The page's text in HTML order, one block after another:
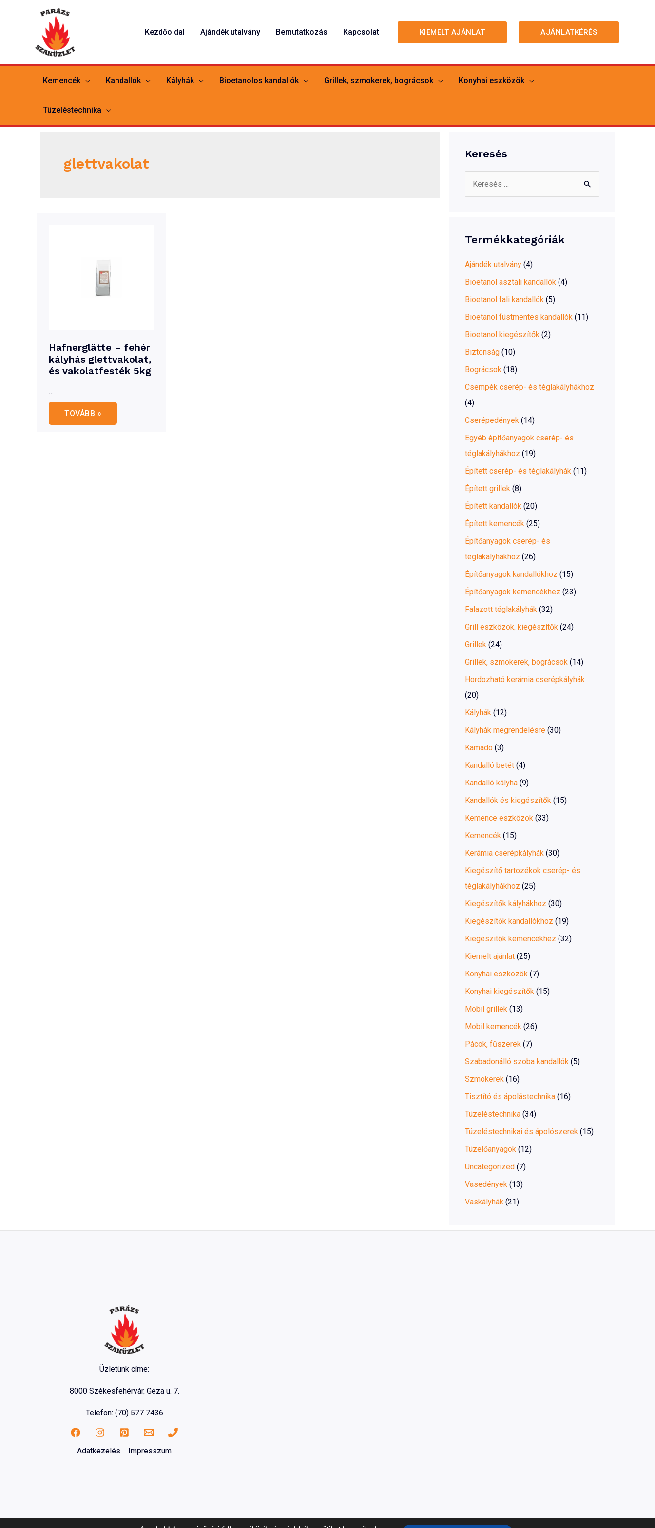
Kezdőoldal Ajándék utalvány Bemutatkozás Kapcsolat KIEMELT AJÁNLAT AJÁNLATKÉRÉS
Kemencék Kandallók Kályhák Bioetanolos kandallók Grillek, szmokerek, bográcsok Konyhai eszközök
Tüzeléstechnika
glettvakolat
Hafnerglätte – fehér
kályhás glettvakolat,
és vakolatfesték 5kg
…
Hafnerglätte
–
fehér
TOVÁBB »
Keresés
c
o
r
:
Termékkategóriák
Ajándék utalvány (4)
Bioetanol asztali kandallók (4)
Bioetanol fali kandallók (5)
Bioetanol füstmentes kandallók (11)
Bioetanol kiegészítők (2)
Biztonság (10)
Bográcsok (18)
Csempék cserép- és téglakályhákhoz
(4)
Cserépedények (14)
Egyéb építőanyagok cserép- és
téglakályhákhoz (19)
Épített cserép- és téglakályhák (11)
Épített grillek (8)
Épített kandallók (20)
Épített kemencék (25)
Építőanyagok cserép- és
téglakályhákhoz (26)
Építőanyagok kandallókhoz (15)
Építőanyagok kemencékhez (23)
Falazott téglakályhák (32)
Grill eszközök, kiegészítők (24)
Grillek (24)
Grillek, szmokerek, bográcsok (14)
Hordozható kerámia cserépkályhák
(20)
Kályhák (12)
Kályhák megrendelésre (30)
Kamadó (3)
Kandalló betét (4)
Kandalló kályha (9)
Kandallók és kiegészítők (15)
Kemence eszközök (33)
Kemencék (15)
Kerámia cserépkályhák (30)
Kiegészítő tartozékok cserép- és
téglakályhákhoz (25)
Kiegészítők kályhákhoz (30)
Kiegészítők kandallókhoz (19)
Kiegészítők kemencékhez (32)
Kiemelt ajánlat (25)
Konyhai eszközök (7)
Konyhai kiegészítők (15)
Mobil grillek (13)
Mobil kemencék (26)
Pácok, fűszerek (7)
Szabadonálló szoba kandallók (5)
Szmokerek (16)
Tisztító és ápolástechnika (16)
Tüzeléstechnika (34)
Tüzeléstechnikai és ápolószerek (15)
Tüzelőanyagok (12)
Uncategorized (7)
Vasedények (13)
Vaskályhák (21)
Üzletünk címe:
8000 Székesfehérvár, Géza u. 7.
Telefon: (70) 577 7436
Adatkezelés Impresszum